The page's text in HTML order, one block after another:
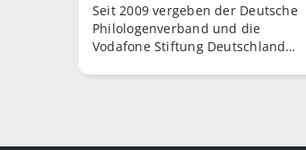
Seit 2009 vergeben der Deutsche
Philologenverband und die
Vodafone Stiftung Deutschland